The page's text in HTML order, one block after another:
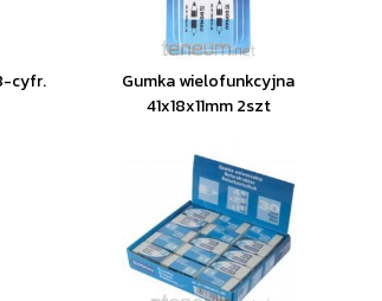
cyfr.
Gumka wielofunkcyjna
41x18x11mm 2szt